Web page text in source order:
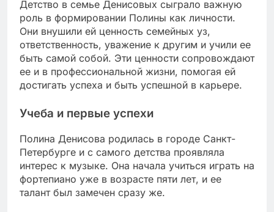
Детство в семье Денисовых сыграло важную
роль в формировании Полины как личности.
Они внушили ей ценность семейных уз,
ответственность, уважение к другим и учили ее
быть самой собой. Эти ценности сопровождают
ее и в профессиональной жизни, помогая ей
достигать успеха и быть успешной в карьере.
Учеба и первые успехи
Полина Денисова родилась в городе Санкт-
Петербурге и с самого детства проявляла
интерес к музыке. Она начала учиться играть на
фортепиано уже в возрасте пяти лет, и ее
талант был замечен сразу же.